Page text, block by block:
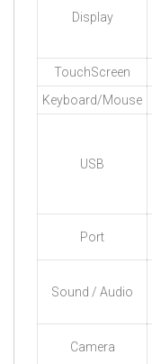
Display
TouchScreen
Keyboard/Mouse
USB
Port
Sound / Audio
Camera